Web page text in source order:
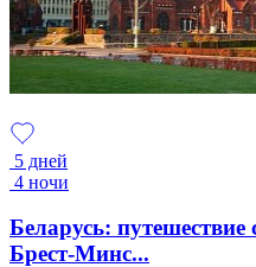
5 дней
4 ночи
Беларусь: путешествие
Брест-Минс...